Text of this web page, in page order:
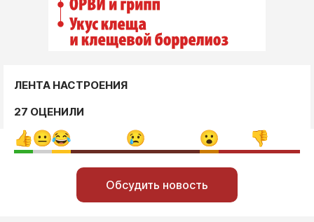
ЛЕНТА НАСТРОЕНИЯ
27 ОЦЕНИЛИ
Обсудить новость